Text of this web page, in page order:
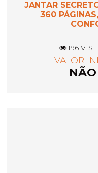
JANTAR
360
196
VALOR